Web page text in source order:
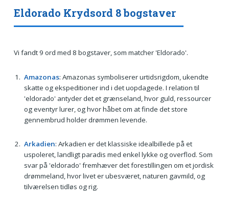
Eldorado Krydsord 8 bogstaver
Vi fandt 9 ord med 8 bogstaver, som matcher 'Eldorado'.
Amazonas: Amazonas symboliserer urtidsrigdom, ukendte
skatte og ekspeditioner ind i det uopdagede. I relation til
'eldorado' antyder det et grænseland, hvor guld, ressourcer
og eventyr lurer, og hvor håbet om at finde det store
gennembrud holder drømmen levende.
Arkadien: Arkadien er det klassiske idealbillede på et
uspoleret, landligt paradis med enkel lykke og overflod. Som
svar på 'eldorado' fremhæver det forestillingen om et jordisk
drømmeland, hvor livet er ubesværet, naturen gavmild, og
tilværelsen tidløs og rig.